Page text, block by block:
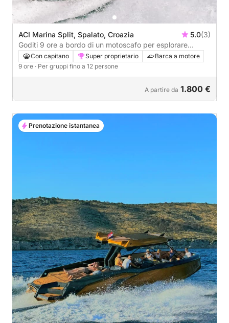
ACI Marina Split, Spalato, Croazia 5.0(3)
Goditi 9 ore a bordo di un motoscafo per esplorare
Spalato.
Con capitano Super proprietario
Barca a motore
9 ore · Per gruppi fino a 12 persone
A partire da 1.800 €
Prenotazione istantanea